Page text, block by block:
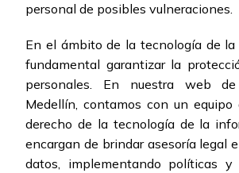
personal de posibles vulneraciones.
En el ámbito de la tecnología de la
fundamental garantizar la
personales. En nuestra web
Medellín, contamos con un
derecho de la tecnología de la
encargan de brindar asesoría legal
datos, implementando políticas y